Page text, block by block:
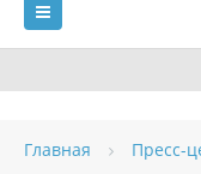
ГЛАВНАЯ
Главная Пресс-